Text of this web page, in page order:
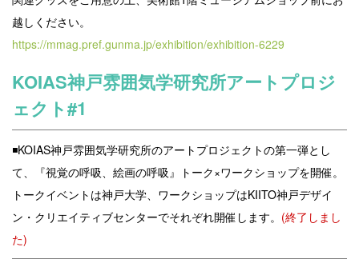
越しください。
https://mmag.pref.gunma.jp/exhibition/exhibition-6229
KOIAS神戸雰囲気学研究所アートプロジ
ェクト#1
◾️KOIAS神戸雰囲気学研究所のアートプロジェクトの第一弾とし
て、『視覚の呼吸、絵画の呼吸』トーク×ワークショップを開催。
トークイベントは神戸大学、ワークショップはKIITO神戸デザイ
ン・クリエイティブセンターでそれぞれ開催します。 (終了しまし
た)